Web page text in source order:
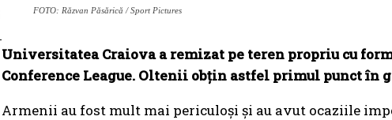
FOTO: Răzvan Păsărică / Sport Pictures
Universitatea Craiova a remizat pe teren propriu cu
Conference League. Oltenii obțin astfel primul punct în
Armenii au fost mult mai periculoși și au avut ocaziile